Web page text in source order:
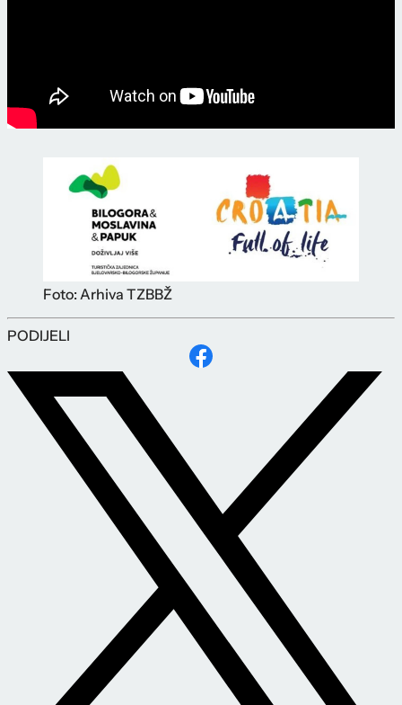
Foto: Arhiva TZBBŽ
PODIJELI